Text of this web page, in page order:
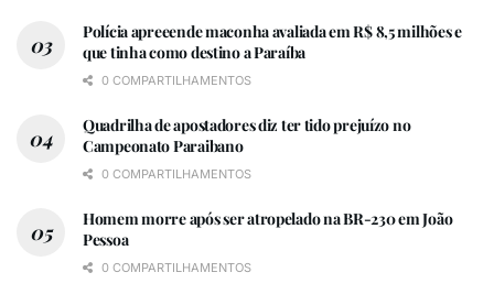
Polícia apreeende maconha avaliada em R$ 8,5 milhões e
que tinha como destino a Paraíba
0 COMPARTILHAMENTOS
Quadrilha de apostadores diz ter tido prejuízo no
Campeonato Paraibano
0 COMPARTILHAMENTOS
Homem morre após ser atropelado na BR-230 em João
Pessoa
0 COMPARTILHAMENTOS